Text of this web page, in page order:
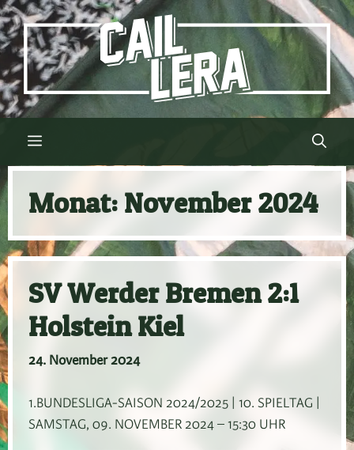
Zum
Inhalt
springen
Menü
Monat: November 2024
SV Werder Bremen 2:1
Holstein Kiel
24. November 2024
1.BUNDESLIGA-SAISON 2024/2025 | 10. SPIELTAG |
SAMSTAG, 09. NOVEMBER 2024 – 15:30 UHR